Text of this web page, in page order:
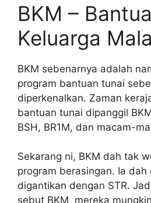
BKM –
Keluarga
BKM sebenarnya adalah
program bantuan tunai
diperkenalkan. Zaman
bantuan tunai dipanggil
BSH, BR1M, dan macam-
Sekarang ni, BKM dah tak
program berasingan. Ia
digantikan dengan STR.
sebut BKM, mereka